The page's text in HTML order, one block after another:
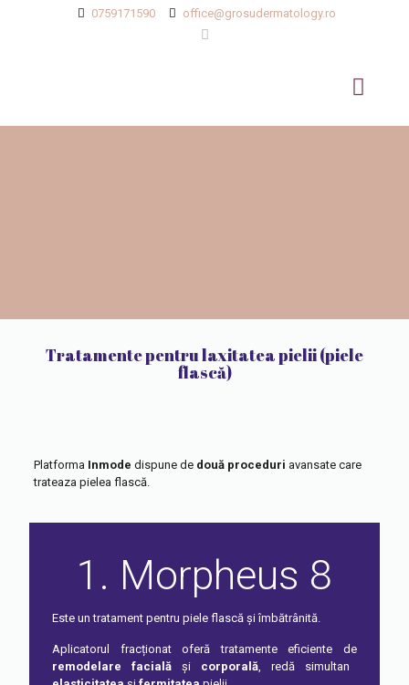
0759171590 office@grosudermatology.ro
Tratamente pentru laxitatea pielii (piele
flască)
Platforma Inmode dispune de două proceduri avansate care
trateaza pielea flască.
1. Morpheus 8
Este un tratament pentru piele flască și îmbătrânită.
Aplicatorul fracționat oferă tratamente eficiente de
remodelare facială și corporală, redă simultan